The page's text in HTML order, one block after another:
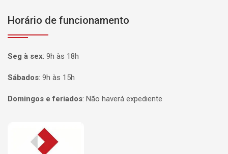
Horário de funcionamento
Seg à sex: 9h às 18h
Sábados: 9h às 15h
Domingos e feriados: Não haverá expediente
Página inicial